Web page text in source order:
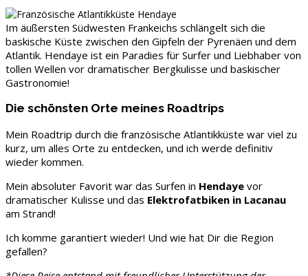
Im äußersten Südwesten Frankeichs schlängelt sich die
baskische Küste zwischen den Gipfeln der Pyrenäen und dem
Atlantik. Hendaye ist ein Paradies für Surfer und Liebhaber von
tollen Wellen vor dramatischer Bergkulisse und baskischer
Gastronomie!
Die schönsten Orte meines Roadtrips
Mein Roadtrip durch die französische Atlantikküste war viel zu
kurz, um alles Orte zu entdecken, und ich werde definitiv
wieder kommen.
Mein absoluter Favorit war das Surfen in Hendaye vor
dramatischer Kulisse und das Elektrofatbiken in Lacanau
am Strand!
Ich komme garantiert wieder! Und wie hat Dir die Region
gefallen?